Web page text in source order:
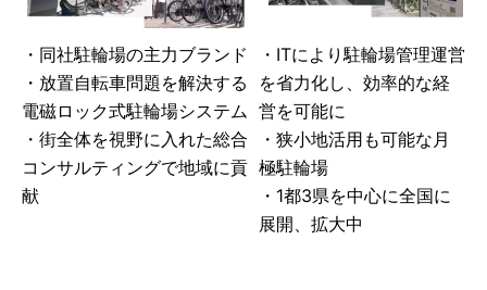
・同社駐輪場の主力ブランド
・放置自転車問題を解決する
電磁ロック式駐輪場システム
・街全体を視野に入れた総合
コンサルティングで地域に貢
献
・ITにより駐輪場管理運営
を省力化し、効率的な経
営を可能に
・狭小地活用も可能な月
極駐輪場
・1都3県を中心に全国に
展開、拡大中